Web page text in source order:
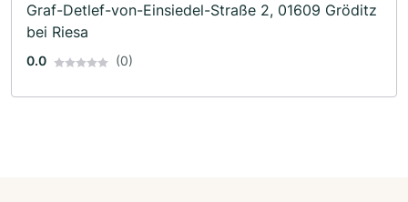
Graf-Detlef-von-Einsiedel-Straße 2, 01609 Gröditz
bei Riesa
0.0 (0)